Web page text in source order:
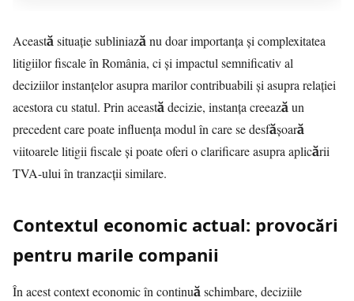
Această situație subliniază nu doar importanța și complexitatea
litigiilor fiscale în România, ci și impactul semnificativ al
deciziilor instanțelor asupra marilor contribuabili și asupra relației
acestora cu statul. Prin această decizie, instanța creează un
precedent care poate influența modul în care se desfășoară
viitoarele litigii fiscale și poate oferi o clarificare asupra aplicării
TVA-ului în tranzacții similare.
Contextul economic actual: provocări
pentru marile companii
În acest context economic în continuă schimbare, deciziile